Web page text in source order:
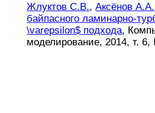
Жлуктов С.В.,Аксёнов А.А.
байпасного ламинарно-
\varepsilon$ подхода,
моделирование, 2014, т.